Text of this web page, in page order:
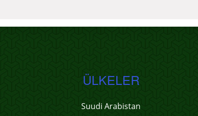
ÜLKELER
Suudi Arabistan